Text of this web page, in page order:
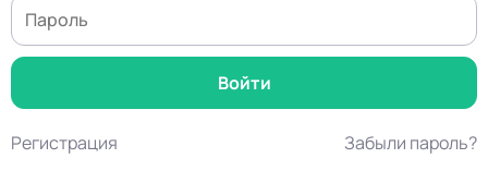
Регистрация Забыли пароль?